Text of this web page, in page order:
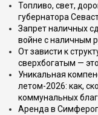
Топливо, свет,
губернатора
Запрет наличных
войне с наличным
От зависти к
сверхбогатым —
Уникальная
летом-2026: как,
коммунальных благ
Аренда в